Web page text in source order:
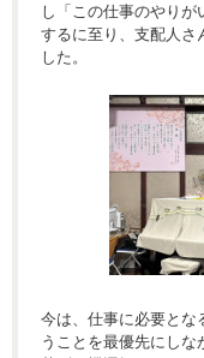
し「この仕事のやり
するに至り、支配人さ
した。
今は、仕事に必要とな
うことを最優先にし